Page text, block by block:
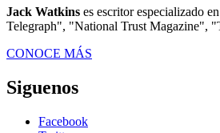
Jack Watkins es escritor especializado
Telegraph", "National Trust Magazine",
CONOCE MÁS
Siguenos
Facebook